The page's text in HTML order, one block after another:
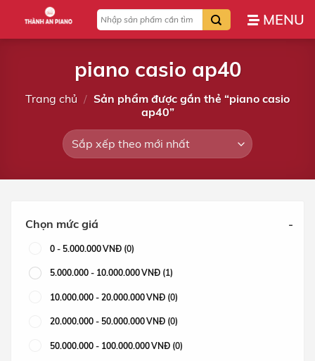
nội
Tìm
kiếm:
piano casio ap40
Trang chủ / Sản phẩm được gắn thẻ “piano casio
ap40”
Chọn mức giá -
0 - 5.000.000VNĐ (0)
5.000.000 - 10.000.000VNĐ (1)
10.000.000 - 20.000.000VNĐ (0)
20.000.000 - 50.000.000VNĐ (0)
50.000.000 - 100.000.000VNĐ (0)